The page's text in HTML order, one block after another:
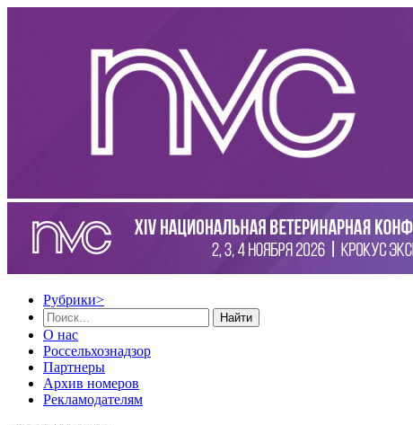
Рубрики>
Найти
О нас
Россельхознадзор
Партнеры
Архив номеров
Рекламодателям